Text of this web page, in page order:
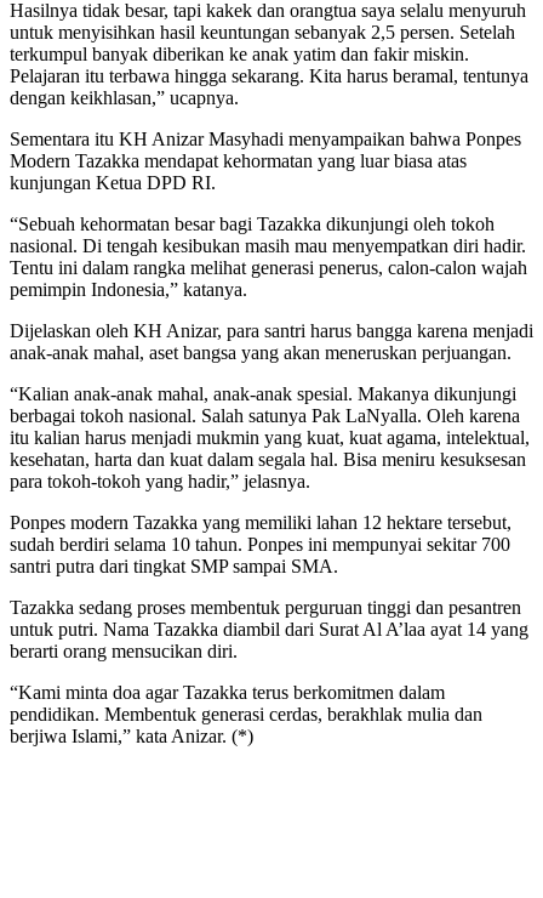
Hasilnya tidak besar, tapi kakek dan orangtua saya selalu menyuruh
untuk menyisihkan hasil keuntungan sebanyak 2,5 persen. Setelah
terkumpul banyak diberikan ke anak yatim dan fakir miskin.
Pelajaran itu terbawa hingga sekarang. Kita harus beramal, tentunya
dengan keikhlasan,” ucapnya.
Sementara itu KH Anizar Masyhadi menyampaikan bahwa Ponpes
Modern Tazakka mendapat kehormatan yang luar biasa atas
kunjungan Ketua DPD RI.
“Sebuah kehormatan besar bagi Tazakka dikunjungi oleh tokoh
nasional. Di tengah kesibukan masih mau menyempatkan diri hadir.
Tentu ini dalam rangka melihat generasi penerus, calon-calon wajah
pemimpin Indonesia,” katanya.
Dijelaskan oleh KH Anizar, para santri harus bangga karena menjadi
anak-anak mahal, aset bangsa yang akan meneruskan perjuangan.
“Kalian anak-anak mahal, anak-anak spesial. Makanya dikunjungi
berbagai tokoh nasional. Salah satunya Pak LaNyalla. Oleh karena
itu kalian harus menjadi mukmin yang kuat, kuat agama, intelektual,
kesehatan, harta dan kuat dalam segala hal. Bisa meniru kesuksesan
para tokoh-tokoh yang hadir,” jelasnya.
Ponpes modern Tazakka yang memiliki lahan 12 hektare tersebut,
sudah berdiri selama 10 tahun. Ponpes ini mempunyai sekitar 700
santri putra dari tingkat SMP sampai SMA.
Tazakka sedang proses membentuk perguruan tinggi dan pesantren
untuk putri. Nama Tazakka diambil dari Surat Al A’laa ayat 14 yang
berarti orang mensucikan diri.
“Kami minta doa agar Tazakka terus berkomitmen dalam
pendidikan. Membentuk generasi cerdas, berakhlak mulia dan
berjiwa Islami,” kata Anizar. (*)